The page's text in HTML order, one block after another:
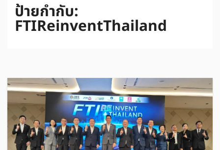
ป้ายกำกับ:
FTIReinventThailand